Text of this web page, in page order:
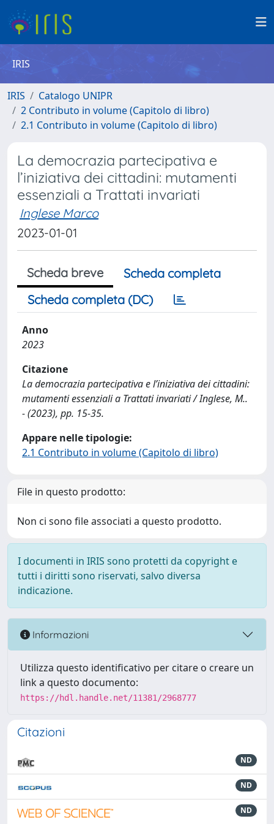
IRIS
IRIS
Catalogo UNIPR
2 Contributo in volume (Capitolo di libro)
2.1 Contributo in volume (Capitolo di libro)
La democrazia partecipativa e
l’iniziativa dei cittadini: mutamenti
essenziali a Trattati invariati
Inglese Marco
2023-01-01
Scheda breve
Scheda completa
Scheda completa (DC)
Anno
2023
Citazione
La democrazia partecipativa e l’iniziativa dei cittadini:
mutamenti essenziali a Trattati invariati / Inglese, M..
- (2023), pp. 15-35.
Appare nelle tipologie:
2.1 Contributo in volume (Capitolo di libro)
File in questo prodotto:
Non ci sono file associati a questo prodotto.
I documenti in IRIS sono protetti da copyright e
tutti i diritti sono riservati, salvo diversa
indicazione.
Informazioni
Utilizza questo identificativo per citare o creare un
link a questo documento:
https://hdl.handle.net/11381/2968777
Citazioni
ND
ND
ND